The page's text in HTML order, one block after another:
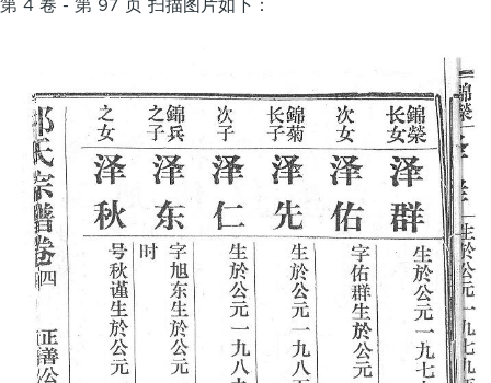
第 4 卷 - 第 97 页 扫描图片如下：